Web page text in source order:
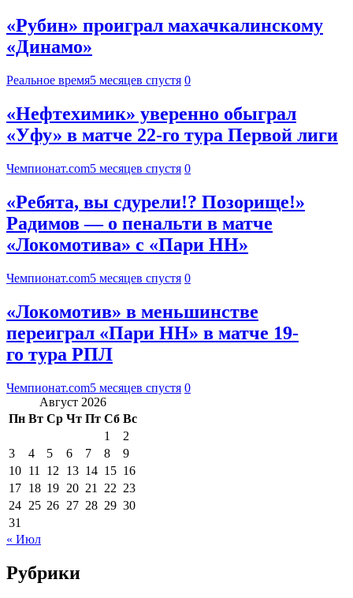
«Рубин» проиграл махачкалинскому
«Динамо»
Реальное время5 месяцев спустя 0
«Нефтехимик» уверенно обыграл
«Уфу» в матче 22-го тура Первой лиги
Чемпионат.com5 месяцев спустя 0
«Ребята, вы сдурели!? Позорище!»
Радимов — о пенальти в матче
«Локомотива» с «Пари НН»
Чемпионат.com5 месяцев спустя 0
«Локомотив» в меньшинстве
переиграл «Пари НН» в матче 19-
го тура РПЛ
Чемпионат.com5 месяцев спустя 0
Август 2026
Пн Вт Ср Чт Пт Сб Вс
1
2
3
4 5 6 7 8
9
10 11 12 13 14 15 16
17 18 19 20 21 22 23
24 25 26 27 28 29 30
31
« Июл
Рубрики